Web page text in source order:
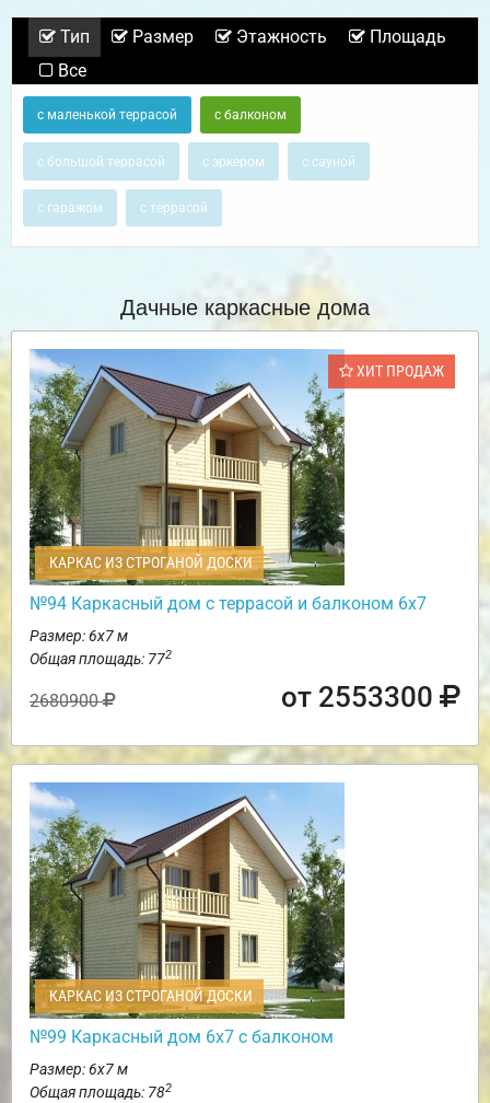
Тип Размер Этажность
Площадь
Все
с маленькой террасой с балконом
с большой террасой с эркером с сауной
с гаражом с террасой
Дачные каркасные дома
ХИТ ПРОДАЖ
КАРКАС ИЗ СТРОГАНОЙ ДОСКИ
№94 Каркасный дом с террасой и балконом 6х7
Размер: 6х7 м
Общая площадь: 772
2680900 от 2553300
КАРКАС ИЗ СТРОГАНОЙ ДОСКИ
№99 Каркасный дом 6х7 с балконом
Размер: 6х7 м
Общая площадь: 782